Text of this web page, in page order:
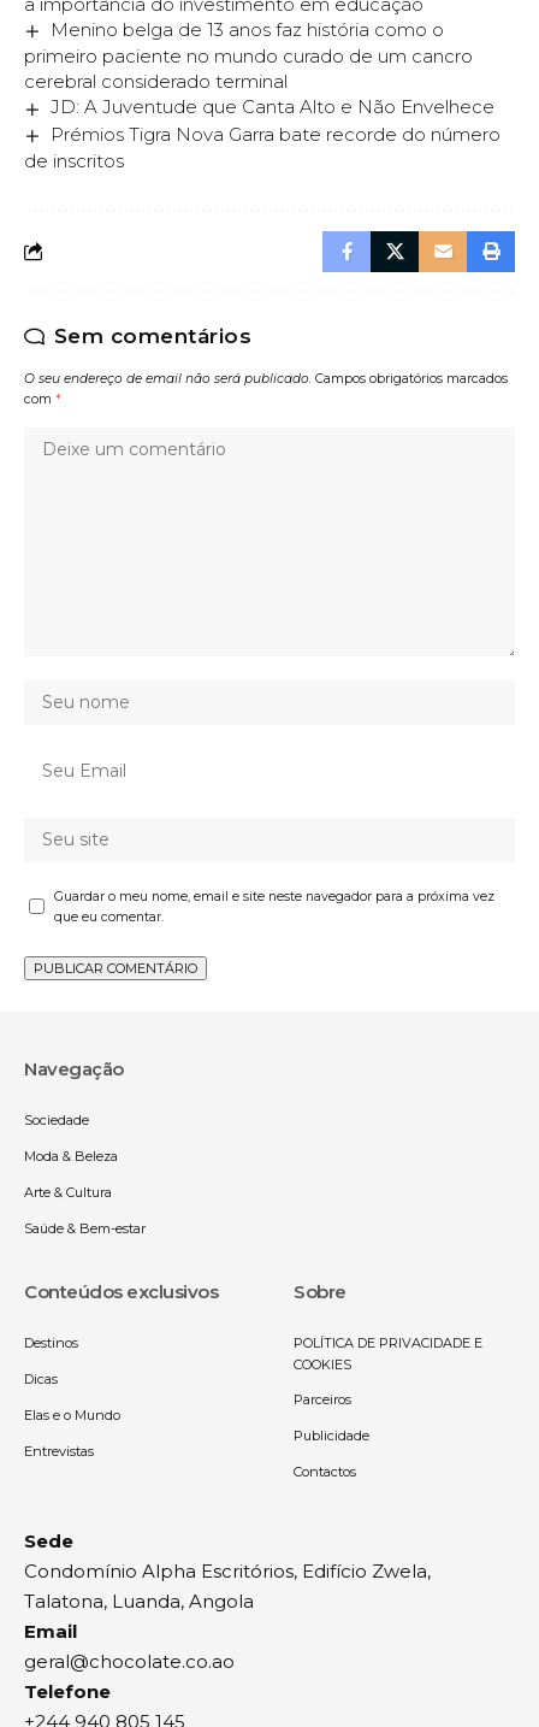
a importância do investimento em educação
Menino belga de 13 anos faz história como o
primeiro paciente no mundo curado de um cancro
cerebral considerado terminal
JD: A Juventude que Canta Alto e Não Envelhece
Prémios Tigra Nova Garra bate recorde do número
de inscritos
Sem comentários
O seu endereço de email não será publicado. Campos obrigatórios marcados
com *
Guardar o meu nome, email e site neste navegador para a próxima vez
que eu comentar.
Navegação
Sociedade
Moda & Beleza
Arte & Cultura
Saúde & Bem-estar
Conteúdos exclusivos
Destinos
Dicas
Elas e o Mundo
Entrevistas
Sobre
POLÍTICA DE PRIVACIDADE E
COOKIES
Parceiros
Publicidade
Contactos
Sede
Condomínio Alpha Escritórios, Edifício Zwela,
Talatona, Luanda, Angola
Email
geral@chocolate.co.ao
Telefone
+244 940 805 145